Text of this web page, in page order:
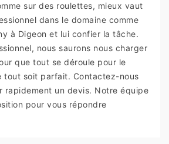
sur des roulettes, mieux vaut
dans le domaine comme
à Digeon et lui confier la tâche.
nous saurons nous charger
que tout se déroule pour le
tout soit parfait. Contactez-nous
rapidement un devis. Notre équipe
pour vous répondre